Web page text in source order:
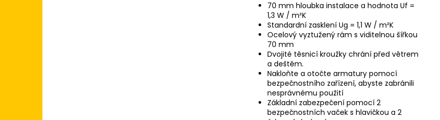
70 mm hloubka instalace a hodnota Uf =
1,3 W / m²K
Standardní zasklení Ug = 1,1 W / m²K
Ocelový vyztužený rám s viditelnou šířkou
70 mm
Dvojité těsnicí kroužky chrání před větrem
a deštěm.
Nakloňte a otočte armatury pomocí
bezpečnostního zařízení, abyste zabránili
nesprávnému použití
Základní zabezpečení pomocí 2
bezpečnostních vaček s hlavičkou a 2